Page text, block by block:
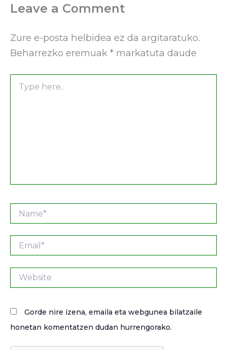
Leave a Comment
Zure e-posta helbidea ez da argitaratuko.
Beharrezko eremuak * markatuta daude
here..
Website
Gorde nire izena, emaila eta webgunea bilatzaile
honetan komentatzen dudan hurrengorako.